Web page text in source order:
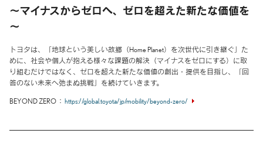
～マイナスからゼロへ、ゼロを超えた新たな価値を
～
トヨタは、「地球という美しい故郷（Home Planet）を次世代に引き継ぐ」た
めに、社会や個人が抱える様々な課題の解決（マイナスをゼロにする）に取
り組むだけではなく、ゼロを超えた新たな価値の創出・提供を目指し、「回
答のない未来へ弛まぬ挑戦」を続けていきます。
BEYOND ZERO https://global.toyota/jp/mobility/beyond-zero/